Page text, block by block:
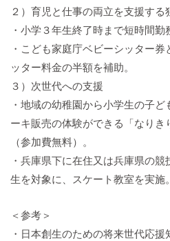
２）育児と仕事の両立を支援する
・小学３年生終了時まで短時間勤
・こども家庭庁ベビーシッター
ッター料金の半額を補助。
３）次世代への支援
・地域の幼稚園から小学生の子
ーキ販売の体験ができる「なりき
（参加費無料）。
・兵庫県下に在住又は兵庫県の
生を対象に、スケート教室を実施。
＜参考＞
・日本創生のための将来世代応援